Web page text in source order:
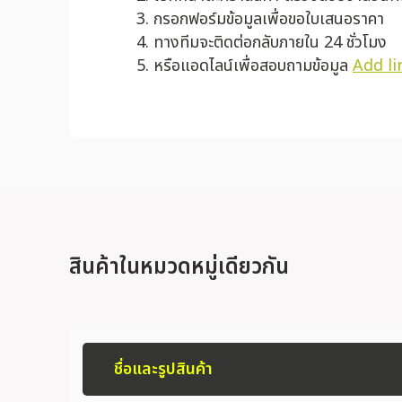
กรอกฟอร์มข้อมูลเพื่อขอใบเสนอราคา
ทางทีมจะติดต่อกลับภายใน 24 ชั่วโมง
หรือแอดไลน์เพื่อสอบถามข้อมูล Add
สินค้าในหมวดหมู่เดียวกัน
ชื่อและรูปสินค้า